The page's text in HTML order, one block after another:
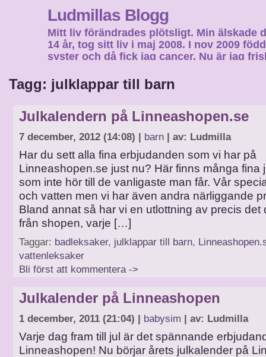
Ludmillas Blogg
Mitt liv förändrades plötsligt. Min älskade
14 år, tog sitt liv i maj 2008. I nov 2009
syster och då fick jag cancer. Nu är jag
Tagg: julklappar till barn
Julkalendern på Linneashopen.se
7 december, 2012 (14:08) | barn | av: Ludmilla
Har du sett alla fina erbjudanden som vi har på
Linneashopen.se just nu? Här finns många fina
som inte hör till de vanligaste man får. Vår
och vatten men vi har även andra närliggande
Bland annat så har vi en utlottning av precis det
från shopen, varje […]
Taggar: badleksaker, julklappar till barn,
vattenleksaker
Bli först att kommentera ->
Julkalender på Linneashopen
1 december, 2011 (21:04) | babysim | av: Ludmilla
Varje dag fram till jul är det spännande
Linneashopen! Nu börjar årets julkalender på